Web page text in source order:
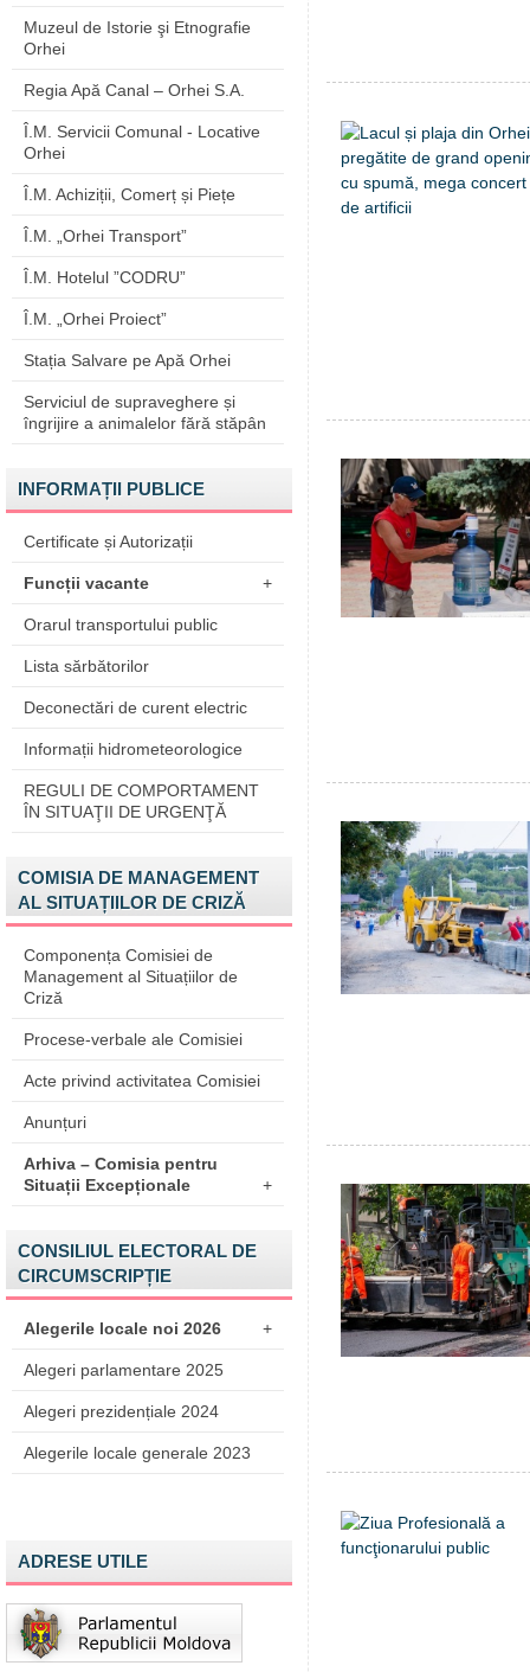
Muzeul de Istorie şi Etnografie
Orhei
Regia Apă Canal – Orhei S.A.
Î.M. Servicii Comunal - Locative
Orhei
Î.M. Achiziții, Comerț și Piețe
Î.M. „Orhei Transport”
Î.M. Hotelul ”CODRU”
Î.M. „Orhei Proiect”
Stația Salvare pe Apă Orhei
Serviciul de supraveghere și
îngrijire a animalelor fără stăpân
INFORMAȚII PUBLICE
Certificate și Autorizații
Funcții vacante +
Orarul transportului public
Lista sărbătorilor
Deconectări de curent electric
Informații hidrometeorologice
REGULI DE COMPORTAMENT
ÎN SITUAŢII DE URGENŢĂ
COMISIA DE MANAGEMENT
AL SITUAȚIILOR DE CRIZĂ
Componența Comisiei de
Management al Situațiilor de
Criză
Procese-verbale ale Comisiei
Acte privind activitatea Comisiei
Anunțuri
Arhiva – Comisia pentru
Situații Excepționale
+
CONSILIUL ELECTORAL DE
CIRCUMSCRIPȚIE
Alegerile locale noi 2026 +
Alegeri parlamentare 2025
Alegeri prezidențiale 2024
Alegerile locale generale 2023
ADRESE UTILE